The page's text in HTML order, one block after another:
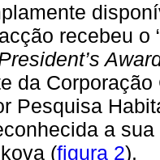
recebeu o
da
Pesquisa
a
(figura 2).